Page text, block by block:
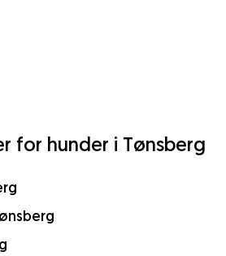
for hunder i Tønsberg